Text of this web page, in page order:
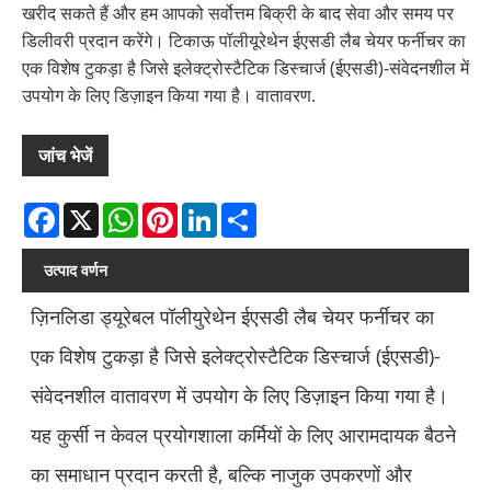
खरीद सकते हैं और हम आपको सर्वोत्तम बिक्री के बाद सेवा और समय पर
डिलीवरी प्रदान करेंगे। टिकाऊ पॉलीयूरेथेन ईएसडी लैब चेयर फर्नीचर का
एक विशेष टुकड़ा है जिसे इलेक्ट्रोस्टैटिक डिस्चार्ज (ईएसडी)-संवेदनशील में
उपयोग के लिए डिज़ाइन किया गया है। वातावरण.
जांच भेजें
Facebook
X WhatsApp
PinterestLinkedIn
उत्पाद वर्णन
ज़िनलिडा ड्यूरेबल पॉलीयुरेथेन ईएसडी लैब चेयर फर्नीचर का
एक विशेष टुकड़ा है जिसे इलेक्ट्रोस्टैटिक डिस्चार्ज (ईएसडी)-
संवेदनशील वातावरण में उपयोग के लिए डिज़ाइन किया गया है।
यह कुर्सी न केवल प्रयोगशाला कर्मियों के लिए आरामदायक बैठने
का समाधान प्रदान करती है, बल्कि नाजुक उपकरणों और